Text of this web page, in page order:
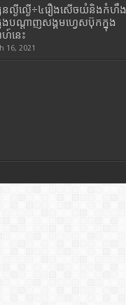
ល្ងីល្ងើ÷៤រឿងសើចយំនិងកំហឹង
ងបណ្តាញសង្គមហ្វេសប៊ុកក្នុង
ហ៍នេះ
16, 2021